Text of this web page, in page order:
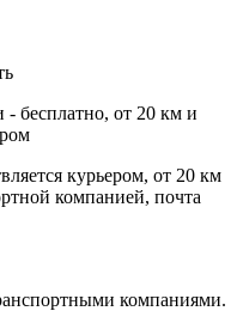
бесплатно, от 20 км и
курьером, от 20 км
компанией, почта
компаниями.